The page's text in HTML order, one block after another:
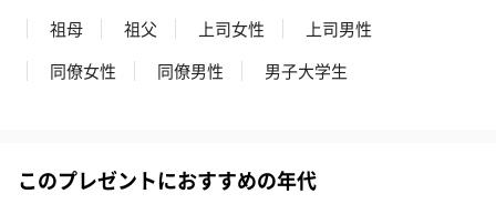
祖母
祖父 上司女性
上司男性
同僚女性
同僚男性 男子大学生
このプレゼントにおすすめの年代